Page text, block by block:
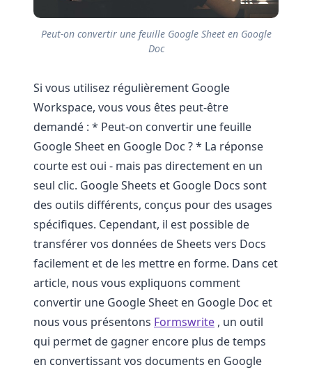
Peut-on convertir une feuille Google Sheet en Google
Doc
Si vous utilisez régulièrement Google
Workspace, vous vous êtes peut-être
demandé : * Peut-on convertir une feuille
Google Sheet en Google Doc ? * La réponse
courte est oui - mais pas directement en un
seul clic. Google Sheets et Google Docs sont
des outils différents, conçus pour des usages
spécifiques. Cependant, il est possible de
transférer vos données de Sheets vers Docs
facilement et de les mettre en forme. Dans cet
article, nous vous expliquons comment
convertir une Google Sheet en Google Doc et
nous vous présentons Formswrite , un outil
qui permet de gagner encore plus de temps
en convertissant vos documents en Google